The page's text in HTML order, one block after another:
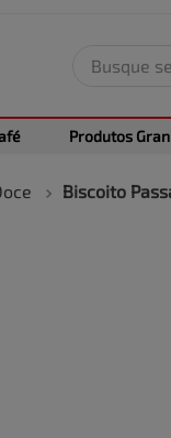
Produtos
Biscoito
1
leite
frango